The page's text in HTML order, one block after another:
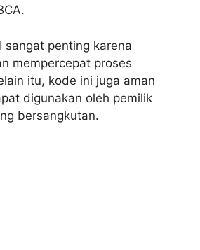
sangat penting karena
mempercepat proses
itu, kode ini juga aman
digunakan oleh pemilik
bersangkutan.